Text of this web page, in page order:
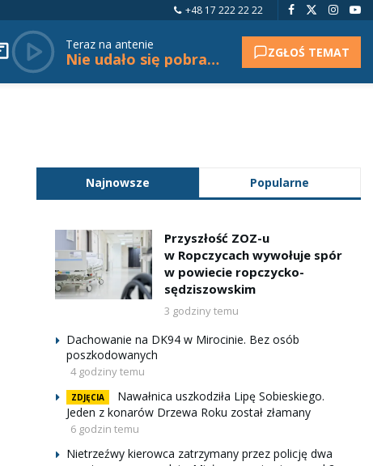
+48 17 222 22 22
Teraz na antenie
Nie udało się pobrać tytułu. ZGŁOŚ TEMAT
Najnowsze Popularne
Przyszłość ZOZ-u
w Ropczycach wywołuje spór
w powiecie ropczycko-
sędziszowskim
3 godziny temu
Dachowanie na DK94 w Mirocinie. Bez osób
poszkodowanych
4 godziny temu
ZDJĘCIA
Nawałnica uszkodziła Lipę Sobieskiego.
Jeden z konarów Drzewa Roku został złamany
6 godzin temu
Nietrzeźwy kierowca zatrzymany przez policję dwa